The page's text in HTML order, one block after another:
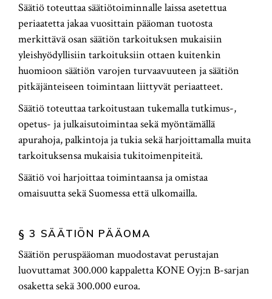
Säätiö toteuttaa säätiötoiminnalle laissa asetettua
periaatetta jakaa vuosittain pääoman tuotosta
merkittävä osan säätiön tarkoituksen mukaisiin
yleishyödyllisiin tarkoituksiin ottaen kuitenkin
huomioon säätiön varojen turvaavuuteen ja säätiön
pitkäjänteiseen toimintaan liittyvät periaatteet.
Säätiö toteuttaa tarkoitustaan tukemalla tutkimus-,
opetus- ja julkaisutoimintaa sekä myöntämällä
apurahoja, palkintoja ja tukia sekä harjoittamalla muita
tarkoituksensa mukaisia tukitoimenpiteitä.
Säätiö voi harjoittaa toimintaansa ja omistaa
omaisuutta sekä Suomessa että ulkomailla.
§ 3 SÄÄTIÖN PÄÄOMA
Säätiön peruspääoman muodostavat perustajan
luovuttamat 300.000 kappaletta KONE Oyj:n B-sarjan
osaketta sekä 300.000 euroa.